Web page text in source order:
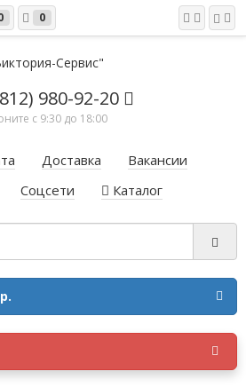
0
980-92-20
с 9:30 до 18:00
Доставка
Вакансии
Соцсети Каталог